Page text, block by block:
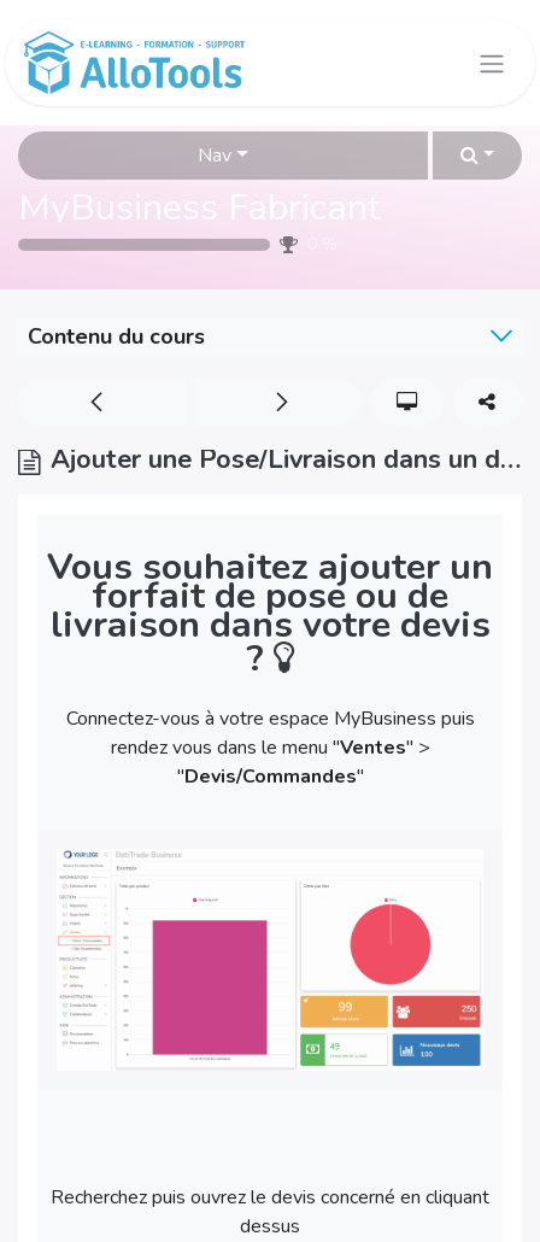
Nav
MyBusiness Fabricant
Contenu du cours
Ajouter une Pose/Livraison dans un devis
Vous souhaitez ajouter un
forfait de pose ou de
livraison dans votre devis
?
Connectez-vous à votre espace MyBusiness puis
rendez vous dans le menu "Ventes" >
"Devis/Commandes"
Recherchez puis ouvrez le devis concerné en cliquant
dessus